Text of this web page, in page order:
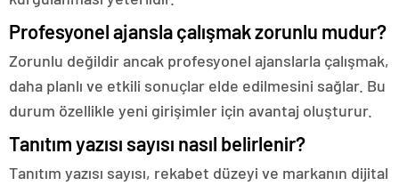
Profesyonel ajansla çalışmak zorunlu mudur?
Zorunlu değildir ancak profesyonel ajanslarla çalışmak,
daha planlı ve etkili sonuçlar elde edilmesini sağlar. Bu
durum özellikle yeni girişimler için avantaj oluşturur.
Tanıtım yazısı sayısı nasıl belirlenir?
Tanıtım yazısı sayısı, rekabet düzeyi ve markanın dijital